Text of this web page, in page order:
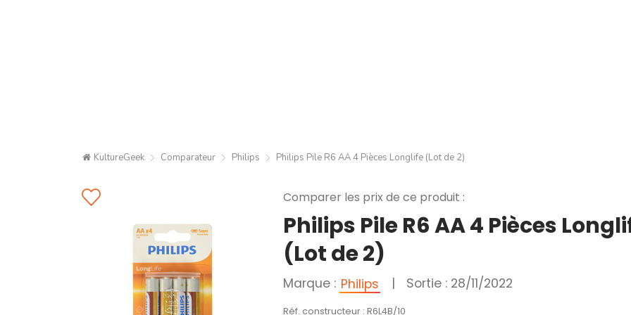
KultureGeek Comparateur Philips Philips Pile R6 AA 4 Pièces Longlife (Lot de 2)
Comparer les prix de ce produit :
Philips Pile R6 AA 4 Pièces
(Lot de 2)
Marque : Philips | Sortie : 28/11/2022
Réf. constructeur : R6L4B/10